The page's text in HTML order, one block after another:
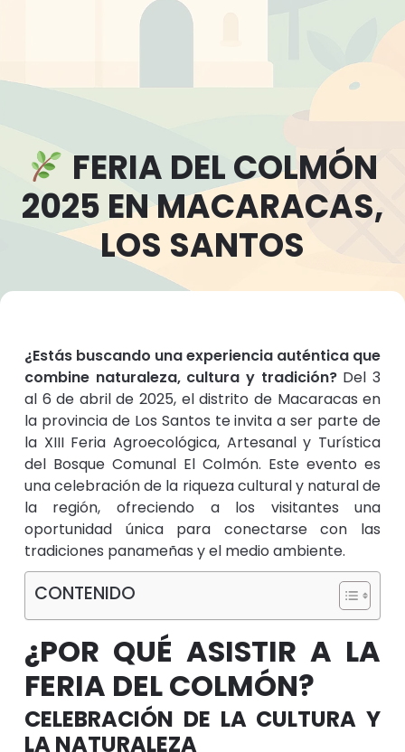
FERIA DEL COLMÓN
2025 EN MACARACAS,
LOS SANTOS
¿Estás buscando una experiencia auténtica que
combine naturaleza, cultura y tradición?Del 3
al 6 de abril de 2025, el distrito de Macaracas en
la provincia de Los Santos te invita a ser parte de
la XIII Feria Agroecológica, Artesanal y Turística
del Bosque Comunal El Colmón. Este evento es
una celebración de la riqueza cultural y natural de
la región, ofreciendo a los visitantes una
oportunidad única para conectarse con las
tradiciones panameñas y el medio ambiente.
CONTENIDO
¿POR QUÉ ASISTIR A LA
FERIA DEL COLMÓN?
CELEBRACIÓN DE LA CULTURA Y
LA NATURALEZA